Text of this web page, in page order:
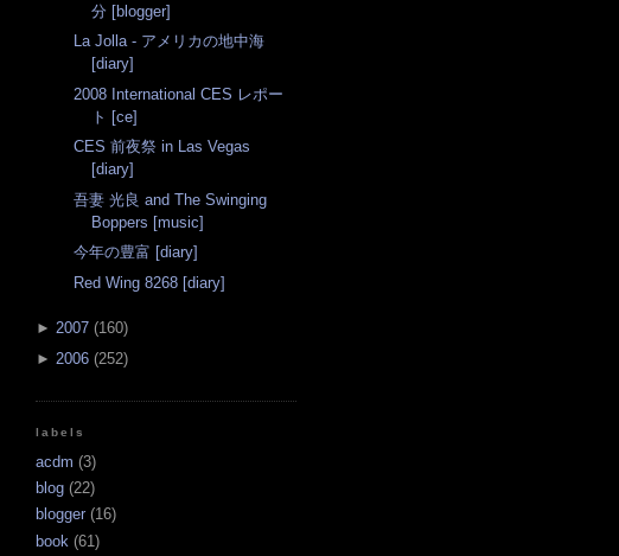
分 [blogger]
La Jolla - アメリカの地中海
[diary]
2008 International CES レポー
ト [ce]
CES 前夜祭 in Las Vegas
[diary]
吾妻 光良 and The Swinging
Boppers [music]
今年の豊富 [diary]
Red Wing 8268 [diary]
► 2007 (160)
► 2006 (252)
labels
acdm (3)
blog (22)
blogger (16)
book (61)